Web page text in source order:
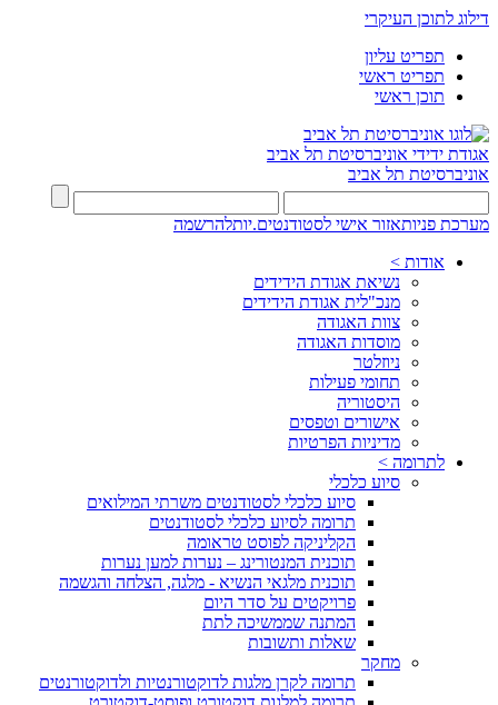
דילוג לתוכן העיקרי
תפריט עליון
תפריט ראשי
תוכן ראשי
אגודת ידידי אוניברסיטת תל אביב
אוניברסיטת תל אביב
מערכת פניותאזור אישי לסטודנטים.יותלהרשמה
אודות >
נשיאת אגודת הידידים
מנכ"לית אגודת הידידים
צוות האגודה
מוסדות האגודה
ניוזלטר
תחומי פעילות
היסטוריה
אישורים וטפסים
מדיניות הפרטיות
לתרומה >
סיוע כלכלי
סיוע כלכלי לסטודנטים משרתי המילואים
תרומה לסיוע כלכלי לסטודנטים
הקליניקה לפוסט טראומה
תוכנית המנטורינג – נערות למען נערות
תוכנית מלגאי הנשיא - מלגה, הצלחה והגשמה
פרויקטים על סדר היום
המתנה שממשיכה לתת
שאלות ותשובות
מחקר
תרומה לקרן מלגות לדוקטורנטיות ולדוקטורנטים